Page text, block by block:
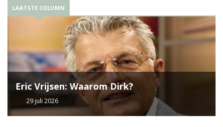
LAATSTE COLUMN
Eric Vrijsen: Waarom Dirk?
29 juli 2026